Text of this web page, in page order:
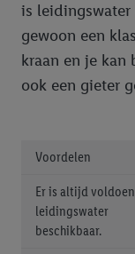
is
gewoon een
kraan en je kan
ook een gieter
Voordelen
Er is altijd
leidingswater
beschikbaar.